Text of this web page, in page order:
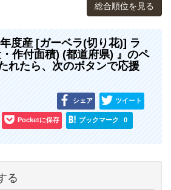
総合順位を見る
度産 [ガーベラ(切り花)] ラ
作付面積) (都道府県) 』のペ
れたら、次のボタンで応援
シェア ツイート
Pocketに保存 ブックマーク 0
る